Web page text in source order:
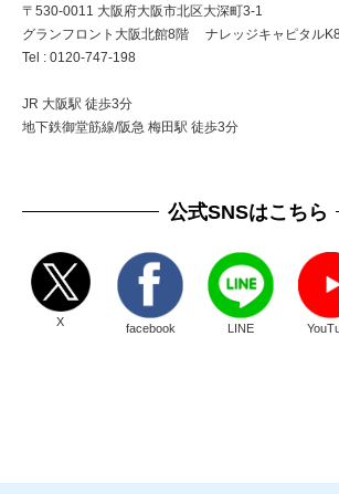
〒530-0011 大阪府大阪市北区大深町3-1
グランフロント大阪北館8階 ナレッジキャピタル
Tel : 0120-747-198
JR 大阪駅 徒歩3分
地下鉄御堂筋線/阪急 梅田駅 徒歩3分
公式SNSはこちら
X facebook LINE